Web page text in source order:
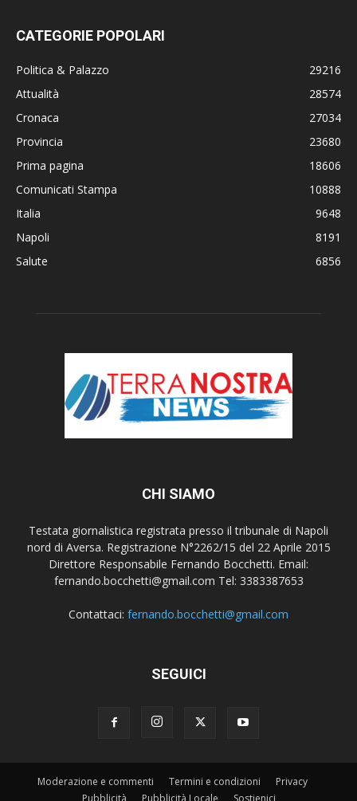
CATEGORIE POPOLARI
Politica & Palazzo
29216
Attualità
28574
Cronaca
27034
Provincia
23680
Prima pagina
18606
Comunicati Stampa
10888
Italia
9648
Napoli
8191
Salute
6856
CHI SIAMO
Testata giornalistica registrata presso il tribunale di Napoli
nord di Aversa. Registrazione N°2262/15 del 22 Aprile 2015
Direttore Responsabile Fernando Bocchetti. Email:
fernando.bocchetti@gmail.com Tel: 3383387653
Contattaci: fernando.bocchetti@gmail.com
SEGUICI
Moderazione e commenti Termini e condizioni
Privacy
Pubblicità
Pubblicità Locale Sostienici